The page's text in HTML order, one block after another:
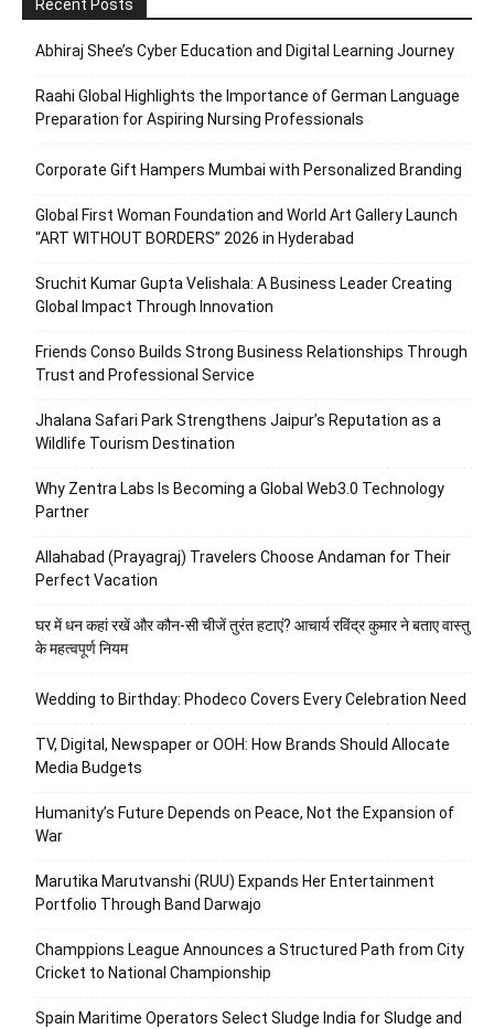
Recent Posts
Abhiraj Shee’s Cyber Education and Digital Learning Journey
Raahi Global Highlights the Importance of German Language
Preparation for Aspiring Nursing Professionals
Corporate Gift Hampers Mumbai with Personalized Branding
Global First Woman Foundation and World Art Gallery Launch
“ART WITHOUT BORDERS” 2026 in Hyderabad
Sruchit Kumar Gupta Velishala: A Business Leader Creating
Global Impact Through Innovation
Friends Conso Builds Strong Business Relationships Through
Trust and Professional Service
Jhalana Safari Park Strengthens Jaipur’s Reputation as a
Wildlife Tourism Destination
Why Zentra Labs Is Becoming a Global Web3.0 Technology
Partner
Allahabad (Prayagraj) Travelers Choose Andaman for Their
Perfect Vacation
घर में धन कहां रखें और कौन-सी चीजें तुरंत हटाएं? आचार्य रविंद्र कुमार ने बताए वास्तु
के महत्वपूर्ण नियम
Wedding to Birthday: Phodeco Covers Every Celebration Need
TV, Digital, Newspaper or OOH: How Brands Should Allocate
Media Budgets
Humanity’s Future Depends on Peace, Not the Expansion of
War
Marutika Marutvanshi (RUU) Expands Her Entertainment
Portfolio Through Band Darwajo
Champpions League Announces a Structured Path from City
Cricket to National Championship
Spain Maritime Operators Select Sludge India for Sludge and